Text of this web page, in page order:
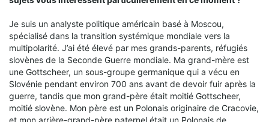
Je suis un analyste politique américain basé à Moscou,
spécialisé dans la transition systémique mondiale vers la
multipolarité. J’ai été élevé par mes grands-parents, réfugiés
slovènes de la Seconde Guerre mondiale. Ma grand-mère est
une Gottscheer, un sous-groupe germanique qui a vécu en
Slovénie pendant environ 700 ans avant de devoir fuir après la
guerre, tandis que mon grand-père était moitié Gottscheer,
moitié slovène. Mon père est un Polonais originaire de Cracovie,